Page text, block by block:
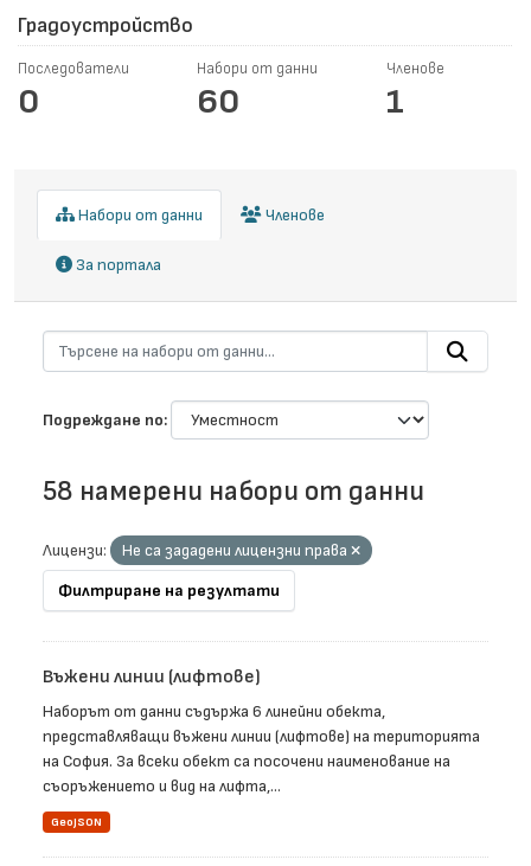
Градоустройство
Последователи
0
Набори от данни
60
Членове
1
Набори от данни Членове
За портала
Подреждане по
58 намерени набори от данни
Лицензи:
Не са зададени лицензни права
Филтриране на резултати
Въжени линии (лифтове)
Наборът от данни съдържа 6 линейни обекта,
представляващи въжени линии (лифтове) на територията
на София. За всеки обект са посочени наименование на
съоръжението и вид на лифта,...
GeoJSON